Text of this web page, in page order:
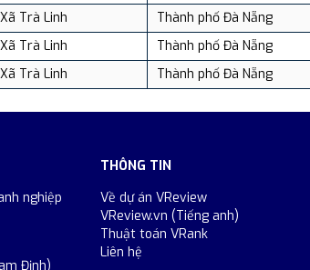
Xã Trà Linh
Thành phố Đà Nẵng
Xã Trà Linh
Thành phố Đà Nẵng
Xã Trà Linh Thành phố Đà Nẵng
nghiệp
Định)
THÔNG TIN
Về dự án VReview
VReview.vn (Tiếng anh)
Thuật toán VRank
Liên hệ